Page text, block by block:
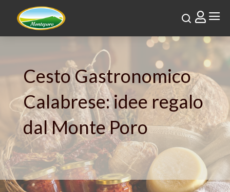
a
Cesto Gastronomico
Calabrese: idee regalo
dal Monte Poro